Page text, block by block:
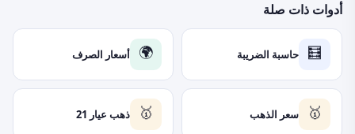
أدوات ذات صلة
🧮 حاسبة الضريبة 🌍 أسعار الصرف
🥇 سعر الذهب 🥇 ذهب عيار 21